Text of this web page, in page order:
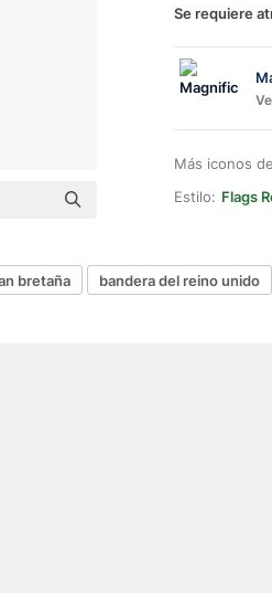
Se requiere
Más iconos
Estilo: Flags
bretaña bandera del reino unido